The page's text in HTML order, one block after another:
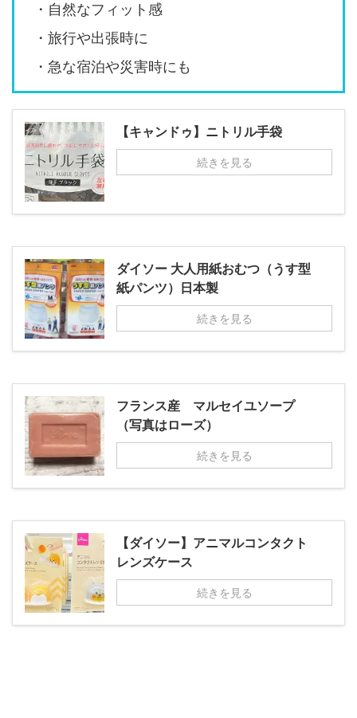
・自然なフィット感
・旅行や出張時に
・急な宿泊や災害時にも
【キャンドゥ】ニトリル手袋
続きを見る
ダイソー 大人用紙おむつ（うす型
紙パンツ）日本製
続きを見る
フランス産 マルセイユソープ
（写真はローズ）
続きを見る
【ダイソー】アニマルコンタクト
レンズケース
続きを見る